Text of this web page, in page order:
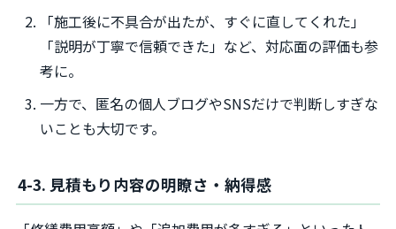
「施工後に不具合が出たが、すぐに直してくれた」
「説明が丁寧で信頼できた」など、対応面の評価も参
考に。
一方で、匿名の個人ブログやSNSだけで判断しすぎな
いことも大切です。
4-3. 見積もり内容の明瞭さ・納得感